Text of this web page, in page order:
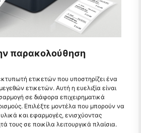
παρακολούθηση
ετικετών που υποστηρίζει ένα
ετικετών. Αυτή η ευελιξία είναι
σε διάφορα επιχειρηματικά
Επιλέξτε μοντέλα που μπορούν να
και εφαρμογές, ενισχύοντας
τους σε ποικίλα λειτουργικά πλαίσια.